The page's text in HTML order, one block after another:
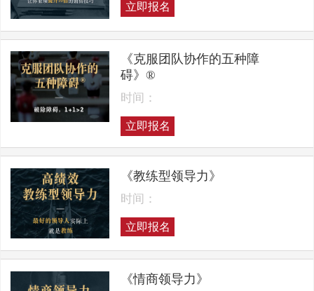
立即报名
《克服团队协作的五种障
碍》®
时间：
立即报名
《教练型领导力》
时间：
立即报名
《情商领导力》